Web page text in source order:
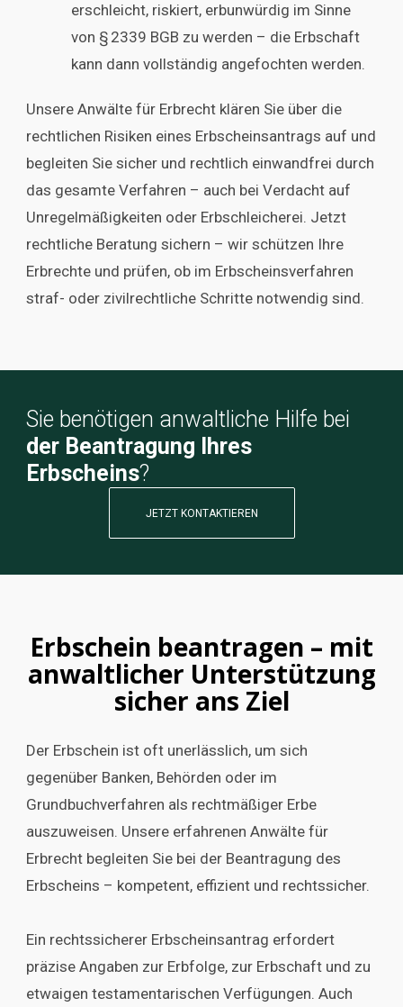
erschleicht, riskiert, erbunwürdig im Sinne
von § 2339 BGB zu werden – die Erbschaft
kann dann vollständig angefochten werden.
Unsere Anwälte für Erbrecht klären Sie über die
rechtlichen Risiken eines Erbscheinsantrags auf und
begleiten Sie sicher und rechtlich einwandfrei durch
das gesamte Verfahren – auch bei Verdacht auf
Unregelmäßigkeiten oder Erbschleicherei. Jetzt
rechtliche Beratung sichern – wir schützen Ihre
Erbrechte und prüfen, ob im Erbscheinsverfahren
straf- oder zivilrechtliche Schritte notwendig sind.
Sie benötigen anwaltliche Hilfe bei
der Beantragung Ihres
Erbscheins?
JETZT KONTAKTIEREN
Erbschein beantragen – mit
anwaltlicher Unterstützung
sicher ans Ziel
Der Erbschein ist oft unerlässlich, um sich
gegenüber Banken, Behörden oder im
Grundbuchverfahren als rechtmäßiger Erbe
auszuweisen. Unsere erfahrenen Anwälte für
Erbrecht begleiten Sie bei der Beantragung des
Erbscheins – kompetent, effizient und rechtssicher.
Ein rechtssicherer Erbscheinsantrag erfordert
präzise Angaben zur Erbfolge, zur Erbschaft und zu
etwaigen testamentarischen Verfügungen. Auch